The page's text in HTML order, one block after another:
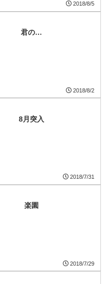
2018/8/5
君の…
2018/8/2
8月突入
2018/7/31
楽園
2018/7/29